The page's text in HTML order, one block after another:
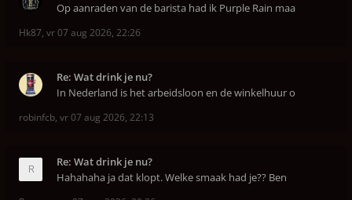
Op aanraden van de barista had ik Purple Rain maa
Hk87, vr 07 aug 2026, 22:26
Re: Wat drink je nu?
In Nederland is het arbeidsloon en de winkelhuur o
robinfcb, vr 07 aug 2026, 22:13
Re: Wat drink je nu?
Hahahaha ja dat klopt. Welke smaak had je?? Ben